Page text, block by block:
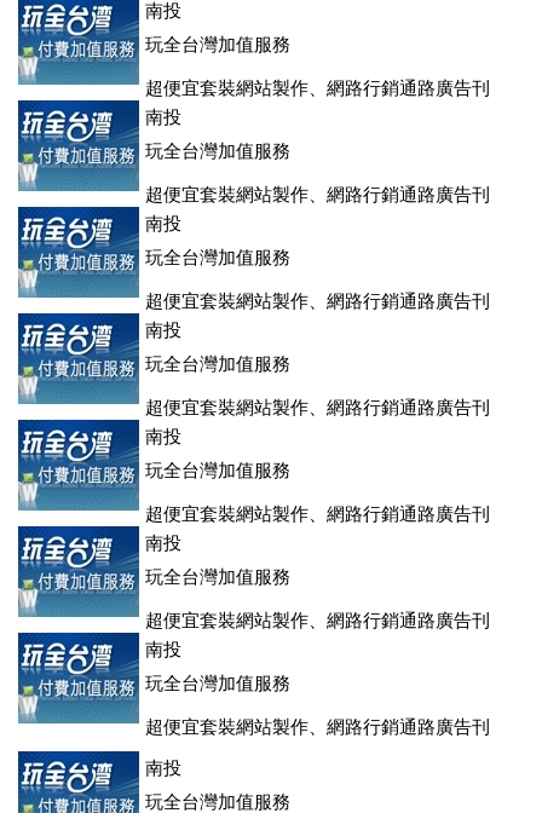
登、訂房系統、客房委託旅行社銷售，全面優惠中....
南投
玩全台灣加值服務
超便宜套裝網站製作、網路行銷通路廣告刊
登、訂房系統、客房委託旅行社銷售，全面優惠中....
南投
玩全台灣加值服務
超便宜套裝網站製作、網路行銷通路廣告刊
登、訂房系統、客房委託旅行社銷售，全面優惠中....
南投
玩全台灣加值服務
超便宜套裝網站製作、網路行銷通路廣告刊
登、訂房系統、客房委託旅行社銷售，全面優惠中....
南投
玩全台灣加值服務
超便宜套裝網站製作、網路行銷通路廣告刊
登、訂房系統、客房委託旅行社銷售，全面優惠中....
南投
玩全台灣加值服務
超便宜套裝網站製作、網路行銷通路廣告刊
登、訂房系統、客房委託旅行社銷售，全面優惠中....
南投
玩全台灣加值服務
超便宜套裝網站製作、網路行銷通路廣告刊
登、訂房系統、客房委託旅行社銷售，全面優惠中....
南投
玩全台灣加值服務
超便宜套裝網站製作、網路行銷通路廣告刊
登、訂房系統、客房委託旅行社銷售，全面優惠中....
南投
玩全台灣加值服務